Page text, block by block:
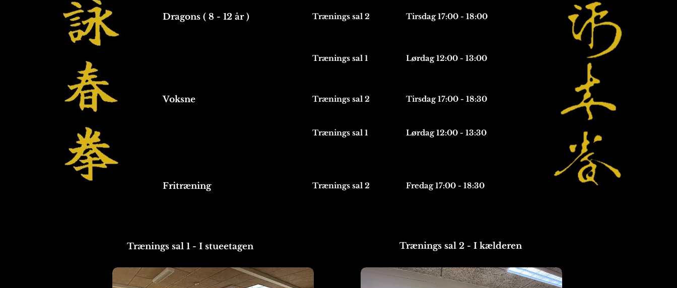
Dragons ( 8 - 12 år )
Voksne
Fritræning
Trænings sal 2 Tirsdag 17:00 - 18:00
Trænings sal 1 Lørdag 12:00 - 13:00
Trænings sal 2
Trænings sal 1
Tirsdag 17:00 - 18:30
Lørdag 12:00 - 13:30
Trænings sal 2 Fredag 17:00 - 18:30
Trænings sal 1 - I stueetagen Trænings sal 2 - I kælderen